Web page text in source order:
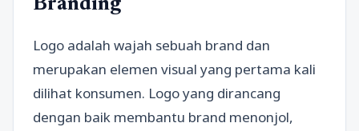
Branding
Logo adalah wajah sebuah brand dan
merupakan elemen visual yang pertama kali
dilihat konsumen. Logo yang dirancang
dengan baik membantu brand menonjol,